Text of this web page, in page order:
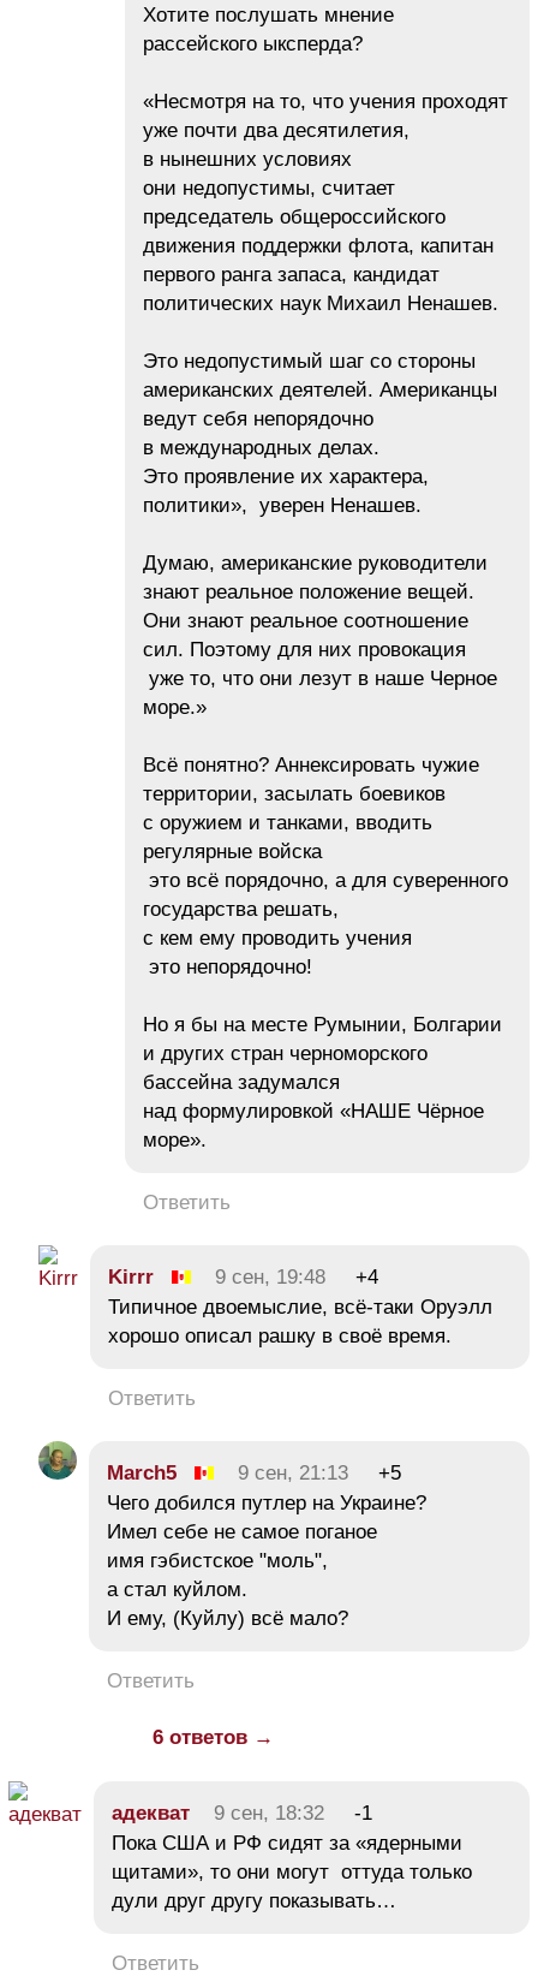
Хотите послушать мнение
рассейского ыксперда?
«Несмотря на то, что учения проходят
уже почти два десятилетия,
в нынешних условиях
они недопустимы, считает
председатель общероссийского
движения поддержки флота, капитан
первого ранга запаса, кандидат
политических наук Михаил Ненашев.
Это недопустимый шаг со стороны
американских деятелей. Американцы
ведут себя непорядочно
в международных делах.
Это проявление их характера,
политики», уверен Ненашев.
Думаю, американские руководители
знают реальное положение вещей.
Они знают реальное соотношение
сил. Поэтому для них провокация
уже то, что они лезут в наше Черное
море.»
Всё понятно? Аннексировать чужие
территории, засылать боевиков
с оружием и танками, вводить
регулярные войска
это всё порядочно, а для суверенного
государства решать,
с кем ему проводить учения
это непорядочно!
Но я бы на месте Румынии, Болгарии
и других стран черноморского
бассейна задумался
над формулировкой «НАШЕ Чёрное
море».
Ответить
Kirrr 9 сен, 19:48
+4
Типичное двоемыслие, всё-таки Оруэлл
хорошо описал рашку в своё время.
Ответить
March5 9 сен, 21:13
+5
Чего добился путлер на Украине?
Имел себе не самое поганое
имя гэбистское "моль",
а стал куйлом.
И ему, (Куйлу) всё мало?
Ответить
6 ответов →
адекват 9 сен, 18:32
-1
Пока США и РФ сидят за «ядерными
щитами», то они могут оттуда только
дули друг другу показывать…
Ответить